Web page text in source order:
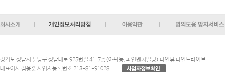
경기도 성남시 분당구 성남대로 925번길 41, 7층(야탑동, 파인벤처빌딩) 파인뷰 파인드라이브
대표이사 김용훈 사업자등록번호 213-81-91028